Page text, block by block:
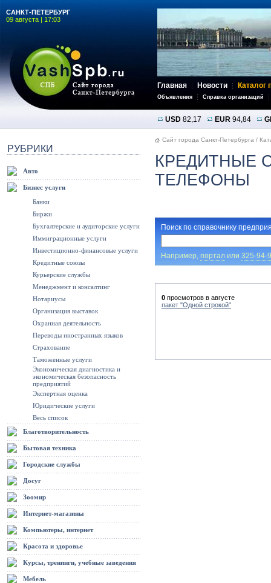
САНКТ-ПЕТЕРБУРГ
09 августа | 17:03
Главная Новости Каталог
Объявления Справка организаций
USD 82,17 EUR 94,84
РУБРИКИ
Авто
Бизнес услуги
Банки
Биржи
Бухгалтерские и аудиторские услуги
Иммиграционные услуги
Инвестиционно-финансовые услуги
Кредитные союзы
Курьерские службы
Менеджмент и консалтинг
Нотариусы
Организация выставок
Охранная деятельность
Переводы иностранных языков
Страхование
Таможенные услуги
Экономическая диагностика и
экономическая безопасность
предприятий
Экспертная оценка
Юридические услуги
Весь список
Благотворительность
Бытовая техника
Городские службы
Досуг
Зоомир
Интернет-магазины
Компьютеры, интернет
Красота и здоровье
Курсы, тренинги, учебные заведения
Мебель
Сайт города Санкт-Петербурга /
КРЕДИТНЫЕ
ТЕЛЕФОНЫ
Поиск по справочнику
Например, порталили 325-94-
0 просмотров в августе
пакет "Одной строкой"